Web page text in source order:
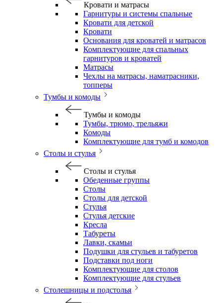
Кровати и матрасы
Гарнитуры и системы спальные
Кровати для детской
Кровати
Основания для кроватей и матрасов
Комплектующие для спальных
гарнитуров и кроватей
Матрасы
Чехлы на матрасы, наматрасники,
топперы
Тумбы и комоды
Тумбы и комоды
Тумбы, трюмо, трельяжи
Комоды
Комплектующие для тумб и комодов
Столы и стулья
Столы и стулья
Обеденные группы
Столы
Столы для детской
Стулья
Стулья детские
Кресла
Табуреты
Лавки, скамьи
Подушки для стульев и табуретов
Подставки под ноги
Комплектующие для столов
Комплектующие для стульев
Столешницы и подстолья